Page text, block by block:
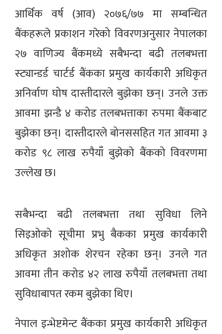
आर्थिक वर्ष (आव) २०७६/७७ मा सम्बन्धित
बैंकहरूले प्रकाशन गरेको विवरणअनुसार नेपालका
२७ वाणिज्य बैंकमध्ये सबैभन्दा बढी तलबभत्ता
स्ट्यान्डर्ड चार्टर्ड बैंकका प्रमुख कार्यकारी अधिकृत
अनिर्वाण घोष दास्तीदारले बुझेका छन्। उनले उक्त
आवमा झन्डै ४ करोड तलबभत्ताका रुपमा बैंकबाट
बुझेका छन्। दास्तीदारले बोनससहित गत आवमा ३
करोड ९८ लाख रुपैयाँ बुझेको बैंकको विवरणमा
उल्लेख छ।
सबैभन्दा बढी तलबभत्ता तथा सुविधा लिने
सिइओको सूचीमा प्रभु बैकका प्रमुख कार्यकारी
अधिकृत अशोक शेरचन रहेका छन्। उनले गत
आवमा तीन करोड ४२ लाख रुपैयाँ तलबभत्ता तथा
सुविधाबापत रकम बुझेका थिए।
नेपाल इन्भेष्टमेन्ट बैंकका प्रमुख कार्यकारी अधिकृत